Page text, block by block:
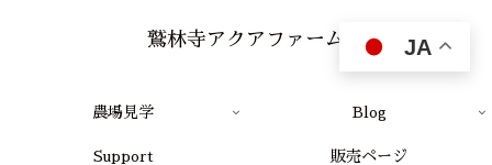
鷲林寺アクアファーム
農場見学 Blog
Support 販売ページ
JA